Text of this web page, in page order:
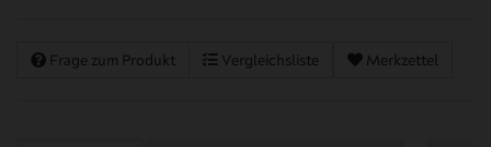
Merkzettel
Vergleichsliste
Frage zum Produkt